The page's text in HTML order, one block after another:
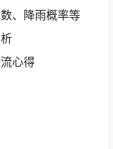
、降雨概率等
心得